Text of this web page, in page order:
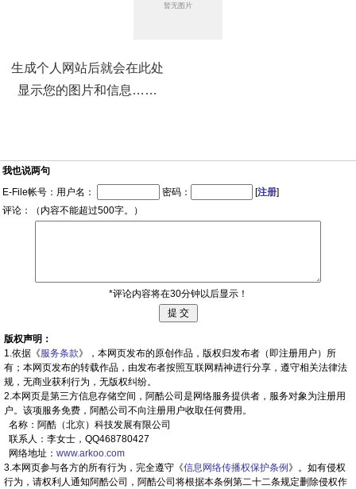
生成个人网站后就会在此处
显示您的图片和信息……
我也说两句
E-File帐号：用户名：
密码： [注册]
评论：（内容不能超过500字。）
*评论内容将在30分钟以后显示！
版权声明：
1.依据《服务条款》，本网页发布的原创作品，版权归发布者（即注册用户）所
有；本网页发布的转载作品，由发布者按照互联网精神进行分享，遵守相关法律法
规，无商业获利行为，无版权纠纷。
2.本网页是第三方信息存储空间，阿酷公司是网络服务提供者，服务对象为注册用
户。该项服务免费，阿酷公司不向注册用户收取任何费用。
名称：阿酷（北京）科技发展有限公司
联系人：李女士，QQ468780427
网络地址： www.arkoo.com
3.本网页参与各方的所有行为，完全遵守《信息网络传播权保护条例 》。如有侵权
行为，请权利人通知阿酷公司，阿酷公司将根据本条例第二十二条规定删除侵权作